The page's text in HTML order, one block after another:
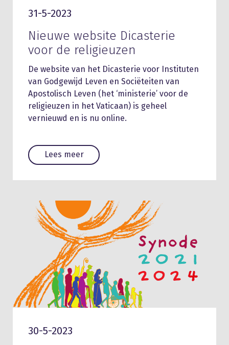
31-5-2023
Nieuwe website Dicasterie
voor de religieuzen
De website van het Dicasterie voor Instituten
van Godgewijd Leven en Sociëteiten van
Apostolisch Leven (het ‘ministerie’ voor de
religieuzen in het Vaticaan) is geheel
vernieuwd en is nu online.
Lees meer
30-5-2023